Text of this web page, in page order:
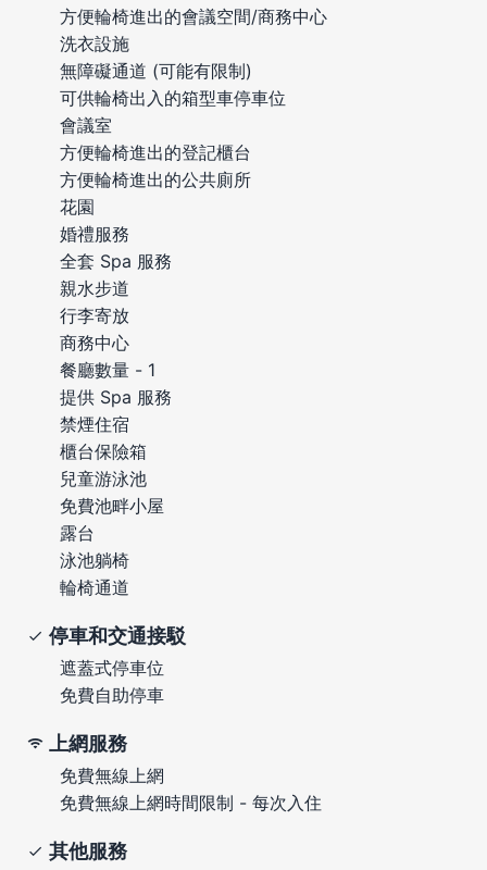
方便輪椅進出的會議空間/商務中心
洗衣設施
無障礙通道 (可能有限制)
可供輪椅出入的箱型車停車位
會議室
方便輪椅進出的登記櫃台
方便輪椅進出的公共廁所
花園
婚禮服務
全套 Spa 服務
親水步道
行李寄放
商務中心
餐廳數量 - 1
提供 Spa 服務
禁煙住宿
櫃台保險箱
兒童游泳池
免費池畔小屋
露台
泳池躺椅
輪椅通道
停車和交通接駁
遮蓋式停車位
免費自助停車
上網服務
免費無線上網
免費無線上網時間限制 - 每次入住
其他服務